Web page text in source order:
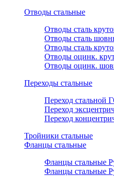
Отводы стальные
Отводы сталь
Отводы сталь
Отводы сталь
Отводы оцинк.
Отводы оцинк.
Переходы стальные
Переход стальной
Переход
Переход
Тройники стальные
Фланцы стальные
Фланцы стальные
Фланцы стальные